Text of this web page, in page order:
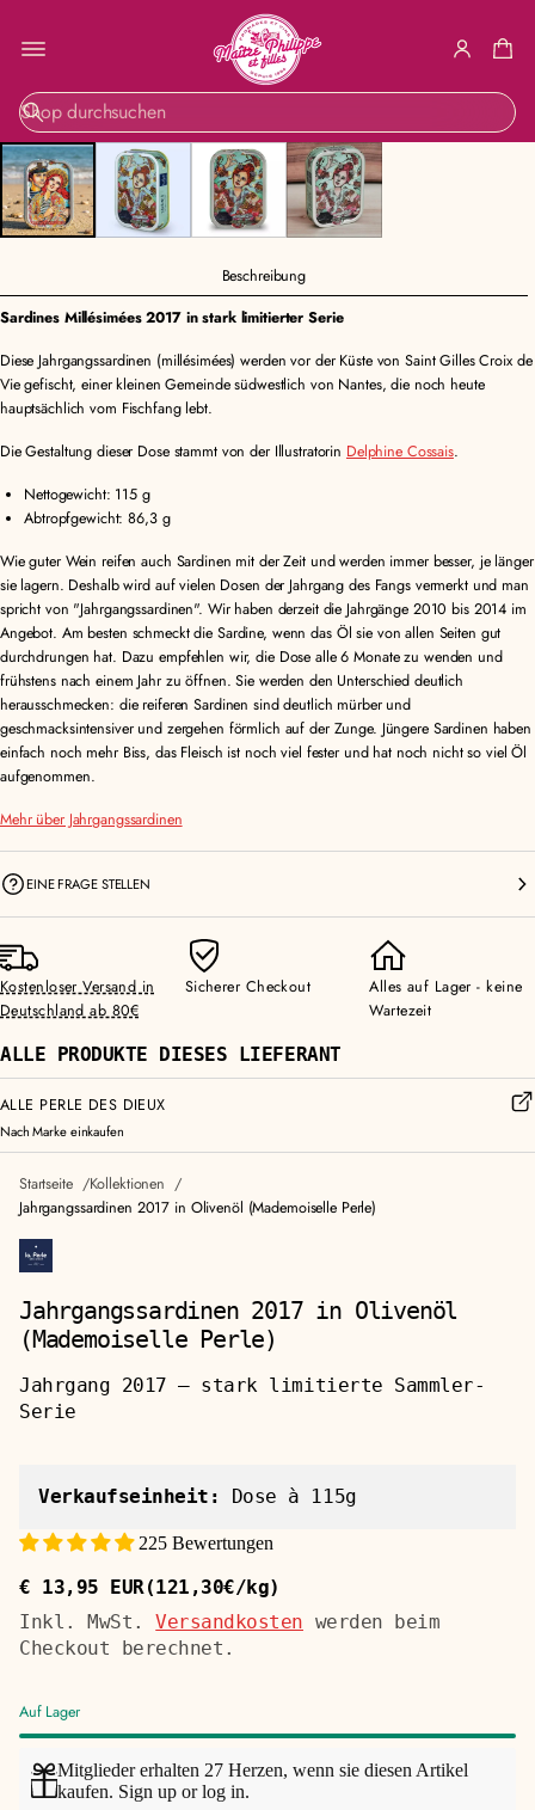
S
u
c
h
e
ZUR
PRODUKTINF
ORMATION
SPRINGEN
Beschreibung
Sardines Millésimées 2017 in stark limitierter Serie
Diese Jahrgangssardinen (millésimées) werden vor der Küste von Saint Gilles Croix de
Vie gefischt, einer kleinen Gemeinde südwestlich von Nantes, die noch heute
hauptsächlich vom Fischfang lebt.
Die Gestaltung dieser Dose stammt von der Illustratorin Delphine Cossais.
Nettogewicht: 115 g
Abtropfgewicht: 86,3 g
Wie guter Wein reifen auch Sardinen mit der Zeit und werden immer besser, je länger
sie lagern. Deshalb wird auf vielen Dosen der Jahrgang des Fangs vermerkt und man
spricht von "Jahrgangssardinen". Wir haben derzeit die Jahrgänge 2010 bis 2014 im
Angebot. Am besten schmeckt die Sardine, wenn das Öl sie von allen Seiten gut
durchdrungen hat. Dazu empfehlen wir, die Dose alle 6 Monate zu wenden und
frühstens nach einem Jahr zu öffnen. Sie werden den Unterschied deutlich
herausschmecken: die reiferen Sardinen sind deutlich mürber und
geschmacksintensiver und zergehen förmlich auf der Zunge. Jüngere Sardinen haben
einfach noch mehr Biss, das Fleisch ist noch viel fester und hat noch nicht so viel Öl
aufgenommen.
Mehr über Jahrgangssardinen
EINE FRAGE STELLEN
Kostenloser Versand in
Deutschland ab 80€
Sicherer Checkout
Alles auf Lager - keine
Wartezeit
ALLE PRODUKTE DIESES LIEFERANT
ALLE PERLE DES DIEUX
Nach Marke einkaufen
Startseite
Kollektionen
Jahrgangssardinen 2017 in Olivenöl (Mademoiselle Perle)
Jahrgangssardinen 2017 in Olivenöl
(Mademoiselle Perle)
Jahrgang 2017 — stark limitierte Sammler-
Serie
Verkaufseinheit: Dose à 115g
225 Bewertungen
Regulärer
Preis
€ 13,95 EUR
Stückpreis (121,30€/kg)
Inkl. MwSt.Versandkosten werden beim
Checkout berechnet.
Auf Lager
Mitglieder erhalten 27 Herzen, wenn sie diesen Artikel
kaufen. Sign up orlog in.